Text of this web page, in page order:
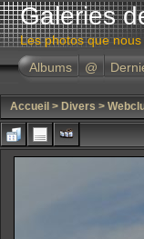
Galeries
Les photos que
Albums
@
Accueil > Divers >